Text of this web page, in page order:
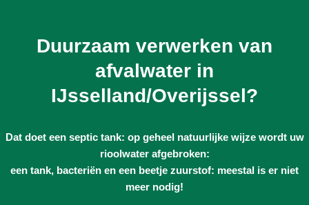
Duurzaam verwerken van
afvalwater in
IJsselland/Overijssel?
Dat doet een septic tank: op geheel natuurlijke wijze wordt uw
rioolwater afgebroken:
een tank, bacteriën en een beetje zuurstof: meestal is er niet
meer nodig!